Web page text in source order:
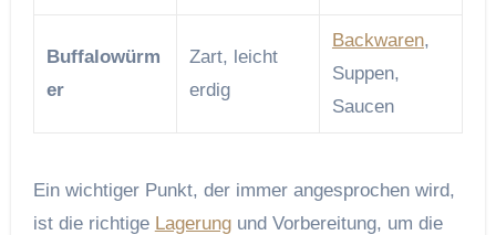
Buffalowürm
er
Zart, leicht
erdig
Backwaren,
Suppen,
Saucen
Ein wichtiger Punkt, der immer angesprochen wird,
ist die richtige Lagerungund Vorbereitung, um die